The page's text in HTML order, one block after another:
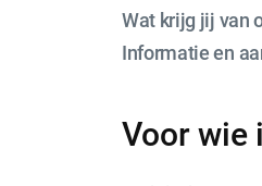
Wat krijg jij van
Informatie en
Voor wie